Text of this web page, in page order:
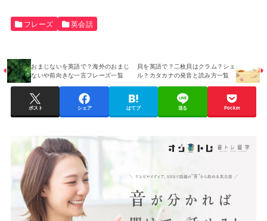
フレーズ 英会話
おまじないを英語で？海外のおまじ
ないや前向きな一言フレーズ一覧
貝を英語で？二枚貝はクラム？シェ
ル？カタカナの発音と読み方一覧
ポスト シェア はてブ 送る Pocket